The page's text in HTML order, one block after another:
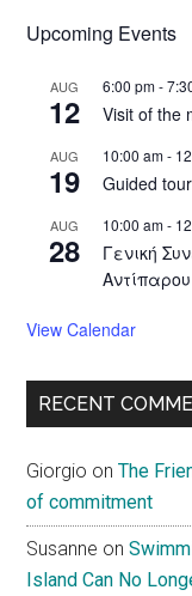
Upcoming Events
AUG
12
6:00 pm-
Visit of the
AUG
19
10:00 am-
Guided
AUG
28
10:00 am-
Γενική
Αντίπαρου
View Calendar
RECENT
Giorgio onThe
of commitment
Susanne on
Island Can No